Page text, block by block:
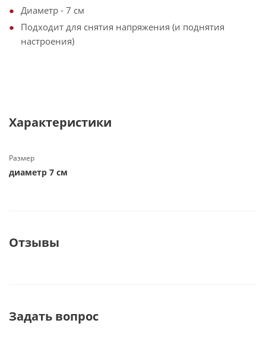
Диаметр - 7 см
Подходит для снятия напряжения (и поднятия
настроения)
Характеристики
Размер
диаметр 7 см
Отзывы
Задать вопрос